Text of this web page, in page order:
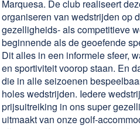
Marquesa. De club realiseert
organiseren van wedstrijden op
gezelligheids- als competitieve
beginnende als de geoefende
Dit alles in een informele sfeer,
en sportiviteit voorop staan. En
die in alle seizoenen
holes wedstrijden. Iedere
prijsuitreiking in ons super
uitmaakt van onze golf-